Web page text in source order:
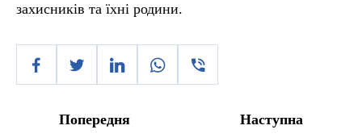
захисників та їхні родини.
Попередня Наступна